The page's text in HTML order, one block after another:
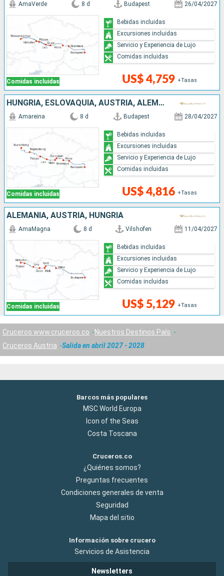
Comidas incluidas
AmaVerde 8 d Budapest 26/04/2027
US$ 4,759 +Tasas
Bebidas incluidas
Excursiones incluidas
Servicio y Experiencia de Lujo
Comidas incluidas
HUNGRÍA, ESLOVAQUIA, AUSTRIA, ALEMANIA
Comidas incluidas
Amareina 8 d Budapest 28/04/2027
US$ 4,816 +Tasas
Bebidas incluidas
Excursiones incluidas
Servicio y Experiencia de Lujo
Comidas incluidas
ALEMANIA, AUSTRIA, HUNGRÍA
Comidas incluidas
AmaMagna 8 d Vilshofen 11/04/2027
US$ 5,129 +Tasas
Bebidas incluidas
Excursiones incluidas
Servicio y Experiencia de Lujo
Comidas incluidas
Cruceros www.cruceros.co
Nuestros Destinos País
Cruceros Austria
Salida en abril 2027 - 2028
Barcos más populares
MSC World Europa
Icon of the Seas
Costa Toscana
Cruceros.co
¿Quiénes somos?
Preguntas frecuentes
Condiciones generales de venta
Seguridad
Mapa del sitio
Información sobre crucero
Servicios de Asistencia
Newsletters